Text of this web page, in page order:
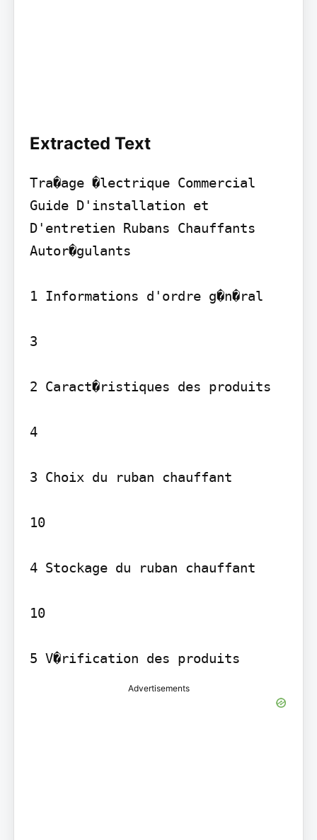
Extracted Text
Tra�age �lectrique Commercial
Guide D'installation et
D'entretien Rubans Chauffants
Autor�gulants
1 Informations d'ordre g�n�ral
3
2 Caract�ristiques des produits
4
3 Choix du ruban chauffant
10
4 Stockage du ruban chauffant
10
Advertisements